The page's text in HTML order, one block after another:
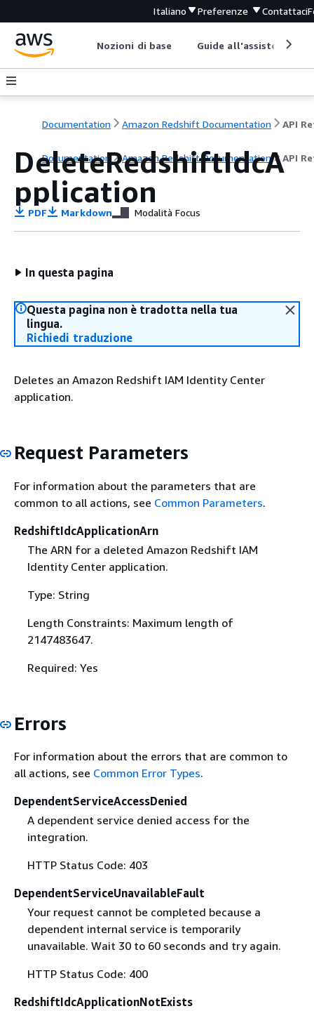
Italiano Preferenze Contattaci
Nozioni di base Guide all'assistenza
Documentation Amazon Redshift Documentation
Documentation Amazon Redshift Documentation API
DeleteRedshiftIdcA
pplication
PDF Markdown Modalità Focus
In questa pagina
Questa pagina non è tradotta nella tua
lingua.
Richiedi traduzione
Deletes an Amazon Redshift IAM Identity Center
application.
Request Parameters
For information about the parameters that are
common to all actions, see Common Parameters.
RedshiftIdcApplicationArn
The ARN for a deleted Amazon Redshift IAM
Identity Center application.
Type: String
Length Constraints: Maximum length of
2147483647.
Required: Yes
Errors
For information about the errors that are common to
all actions, see Common Error Types.
DependentServiceAccessDenied
A dependent service denied access for the
integration.
HTTP Status Code: 403
DependentServiceUnavailableFault
Your request cannot be completed because a
dependent internal service is temporarily
unavailable. Wait 30 to 60 seconds and try again.
HTTP Status Code: 400
RedshiftIdcApplicationNotExists